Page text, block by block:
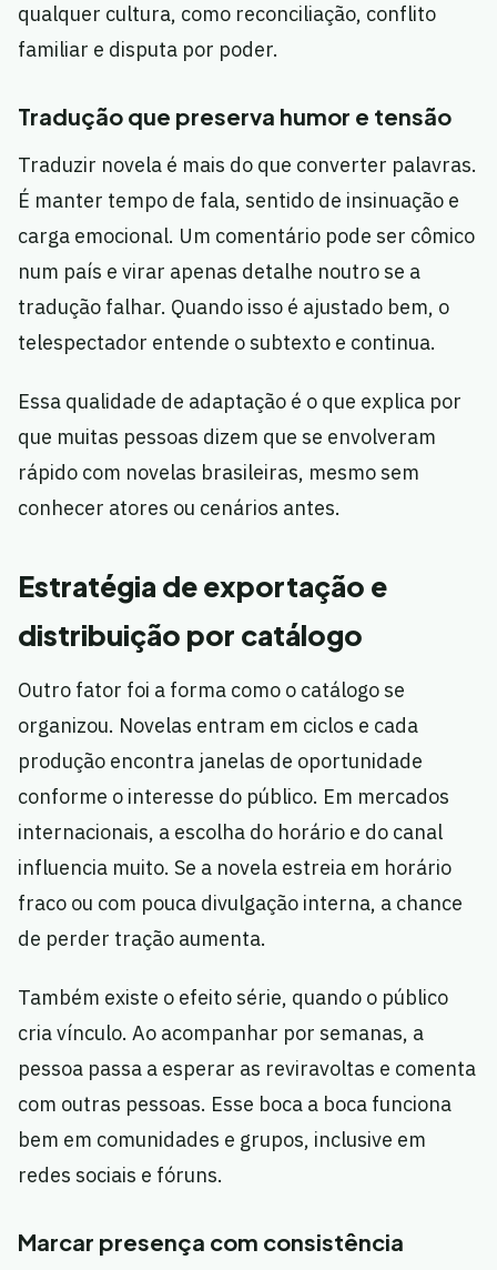
qualquer cultura, como reconciliação, conflito
familiar e disputa por poder.
Tradução que preserva humor e tensão
Traduzir novela é mais do que converter palavras.
É manter tempo de fala, sentido de insinuação e
carga emocional. Um comentário pode ser cômico
num país e virar apenas detalhe noutro se a
tradução falhar. Quando isso é ajustado bem, o
telespectador entende o subtexto e continua.
Essa qualidade de adaptação é o que explica por
que muitas pessoas dizem que se envolveram
rápido com novelas brasileiras, mesmo sem
conhecer atores ou cenários antes.
Estratégia de exportação e
distribuição por catálogo
Outro fator foi a forma como o catálogo se
organizou. Novelas entram em ciclos e cada
produção encontra janelas de oportunidade
conforme o interesse do público. Em mercados
internacionais, a escolha do horário e do canal
influencia muito. Se a novela estreia em horário
fraco ou com pouca divulgação interna, a chance
de perder tração aumenta.
Também existe o efeito série, quando o público
cria vínculo. Ao acompanhar por semanas, a
pessoa passa a esperar as reviravoltas e comenta
com outras pessoas. Esse boca a boca funciona
bem em comunidades e grupos, inclusive em
redes sociais e fóruns.
Marcar presença com consistência